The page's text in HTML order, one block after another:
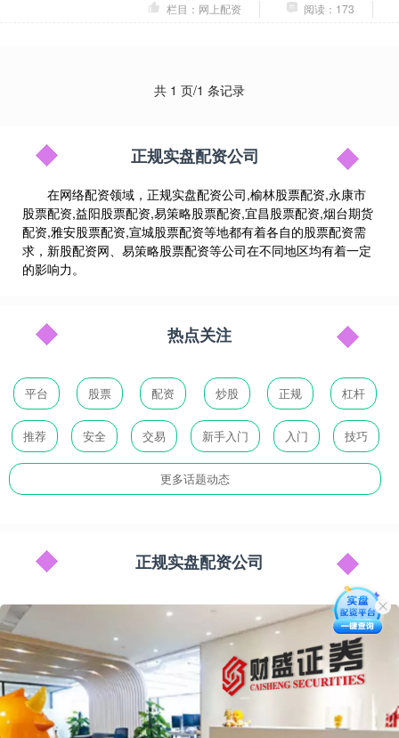
栏目：网上配资
阅读：173
共 1 页/1 条记录
正规实盘配资公司
在网络配资领域，正规实盘配资公司,榆林股票配资,永康市
股票配资,益阳股票配资,易策略股票配资,宜昌股票配资,烟台期货
配资,雅安股票配资,宣城股票配资等地都有着各自的股票配资需
求，新股配资网、易策略股票配资等公司在不同地区均有着一定
的影响力。
热点关注
平台 股票 配资 炒股 正规 杠杆
推荐 安全 交易 新手入门 入门 技巧
更多话题动态
正规实盘配资公司